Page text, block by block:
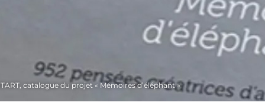
catalogue du projet « Mémoires d’éléphant »